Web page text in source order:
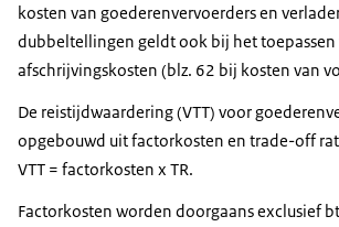
kosten van goederenvervoerders en
dubbeltellingen geldt ook bij het toepassen
afschrijvingskosten (blz. 62 bij kosten van
De reistijdwaardering (VTT) voor
opgebouwd uit factorkosten en trade-off
VTT = factorkosten x TR.
Factorkosten worden doorgaans exclusief